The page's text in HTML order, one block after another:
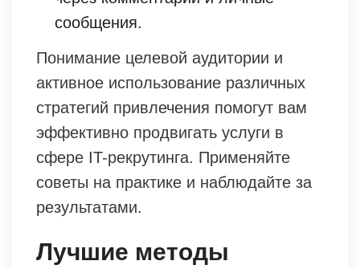
сообщения.
Понимание целевой аудитории и
активное использование различных
стратегий привлечения помогут вам
эффективно продвигать услуги в
сфере IT-рекрутинга. Применяйте
советы на практике и наблюдайте за
результатами.
Лучшие методы